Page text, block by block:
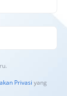
Privasi yang